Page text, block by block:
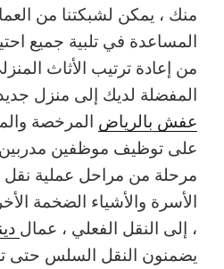
منك ، يمكن لشبكتنا من
المساعدة في تلبية جميع
من إعادة ترتيب الأثاث
المفضلة لديك إلى منزل
عفش بالرياض المرخصة
على توظيف موظفين
مرحلة من مراحل عملية نقل
الأسرة والأشياء الضخمة
، إلى النقل الفعلي ، عمال
يضمنون النقل السلس حتى